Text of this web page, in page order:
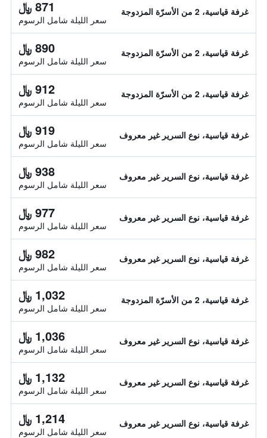
غرفة قياسية، 2 من الأسرّة المزدوجة 871 ﷼
سعر الليلة شامل الرسوم
غرفة قياسية، 2 من الأسرّة المزدوجة 890 ﷼
سعر الليلة شامل الرسوم
غرفة قياسية، 2 من الأسرّة المزدوجة 912 ﷼
سعر الليلة شامل الرسوم
غرفة قياسية، نوع السرير غير معروف 919 ﷼
سعر الليلة شامل الرسوم
غرفة قياسية، نوع السرير غير معروف 938 ﷼
سعر الليلة شامل الرسوم
غرفة قياسية، نوع السرير غير معروف 977 ﷼
سعر الليلة شامل الرسوم
غرفة قياسية، نوع السرير غير معروف 982 ﷼
سعر الليلة شامل الرسوم
غرفة قياسية، 2 من الأسرّة المزدوجة 1,032 ﷼
سعر الليلة شامل الرسوم
غرفة قياسية، نوع السرير غير معروف 1,036 ﷼
سعر الليلة شامل الرسوم
غرفة قياسية، نوع السرير غير معروف 1,132 ﷼
سعر الليلة شامل الرسوم
غرفة قياسية، نوع السرير غير معروف 1,214 ﷼
سعر الليلة شامل الرسوم